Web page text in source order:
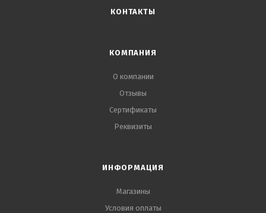
КОНТАКТЫ
КОМПАНИЯ
О компании
Отзывы
Сертификаты
Реквизиты
ИНФОРМАЦИЯ
Магазины
Условия оплаты